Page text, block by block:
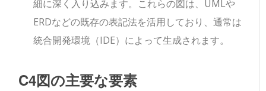
細に深く入り込みます。これらの図は、UMLや
ERDなどの既存の表記法を活用しており、通常は
統合開発環境（IDE）によって生成されます。
C4図の主要な要素